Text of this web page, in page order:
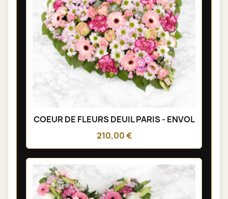
COEUR DE FLEURS DEUIL PARIS - ENVOL
210,00 €